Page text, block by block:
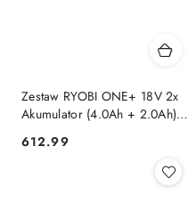
Zestaw RYOBI ONE+ 18V 2x
Akumulator (4.0Ah + 2.0Ah) +
Cena:
612.99